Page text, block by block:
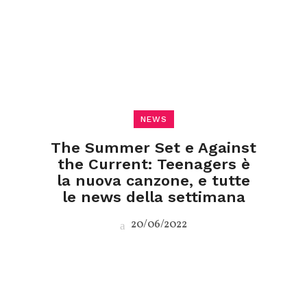
NEWS
The Summer Set e Against
the Current: Teenagers è
la nuova canzone, e tutte
le news della settimana
20/06/2022